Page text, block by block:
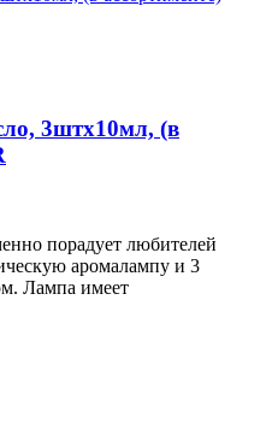
3штx10мл, (в
порадует любителей
аромалампу и 3
Лампа имеет